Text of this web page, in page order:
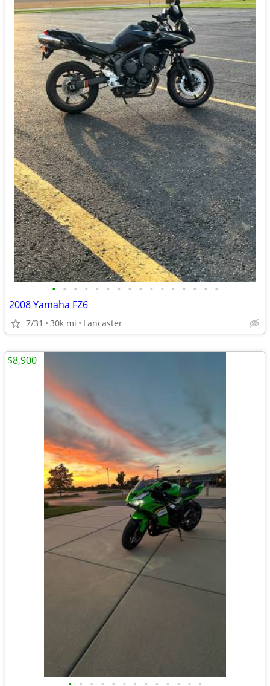
• • • • • • • • • • • • • • • •
2008 Yamaha FZ6
7/31 30k mi Lancaster
$8,900